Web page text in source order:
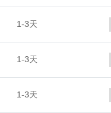
1-3天
1-3天
1-3天